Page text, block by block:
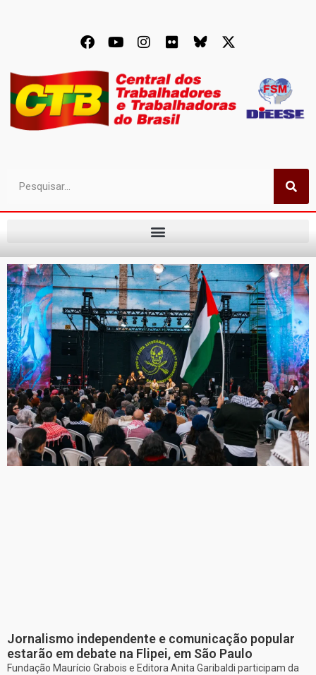
Jornalismo independente e comunicação popular
estarão em debate na Flipei, em São Paulo
Fundação Maurício Grabois e Editora Anita Garibaldi participam da